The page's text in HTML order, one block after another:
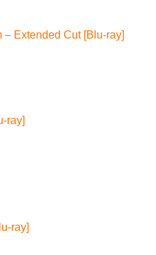
Extended Cut [Blu-ray]
ray]
ray]